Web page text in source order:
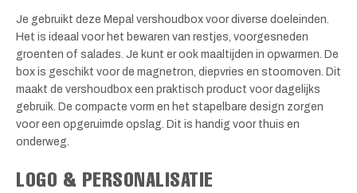
Je gebruikt deze Mepal vershoudbox voor diverse doeleinden.
Het is ideaal voor het bewaren van restjes, voorgesneden
groenten of salades. Je kunt er ook maaltijden in opwarmen. De
box is geschikt voor de magnetron, diepvries en stoomoven. Dit
maakt de vershoudbox een praktisch product voor dagelijks
gebruik. De compacte vorm en het stapelbare design zorgen
voor een opgeruimde opslag. Dit is handig voor thuis en
onderweg.
LOGO & PERSONALISATIE